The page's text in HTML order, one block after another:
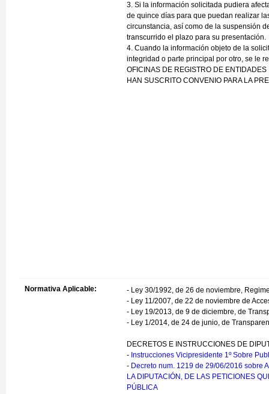
3. Si la información solicitada pudiera
de quince días para que puedan realizar
circunstancia, así como de la suspensión
transcurrido el plazo para su presentación.
4. Cuando la información objeto de la
integridad o parte principal por otro, se le
OFICINAS DE REGISTRO DE
HAN SUSCRITO CONVENIO PARA LA
Normativa Aplicable:
- Ley 30/1992, de 26 de noviembre,
- Ley 11/2007, de 22 de noviembre de
- Ley 19/2013, de 9 de diciembre, de
- Ley 1/2014, de 24 de junio, de
DECRETOS E INSTRUCCIONES DE
- Instrucciones Vicipresidente 1º Sobre
- Decreto num. 1219 de 29/06/2016 sobre
LA DIPUTACIÓN, DE LAS PETICIONES
PÚBLICA